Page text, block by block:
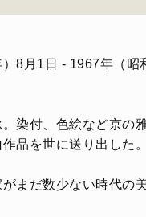
8月1日 - 1967年（
染付、色絵など京の
品を世に送り出した。
まだ数少ない時代の